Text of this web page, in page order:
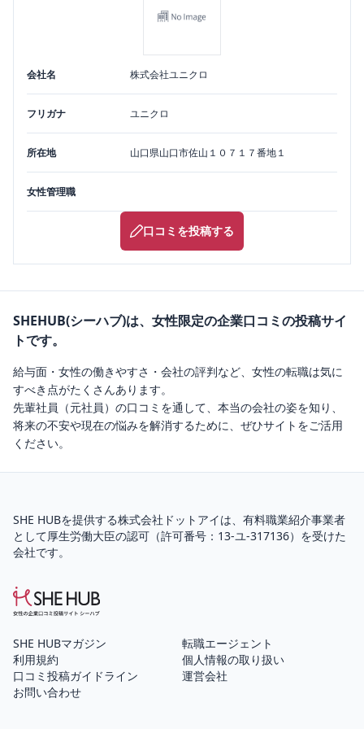
会社名 株式会社ユニクロ
フリガナ ユニクロ
所在地 山口県山口市佐山１０７１７番地１
女性管理職
口コミを投稿する
SHEHUB(シーハブ)は、女性限定の企業口コミの投稿サイ
トです。
給与面・女性の働きやすさ・会社の評判など、女性の転職は気に
すべき点がたくさんあります。
先輩社員（元社員）の口コミを通して、本当の会社の姿を知り、
将来の不安や現在の悩みを解消するために、ぜひサイトをご活用
ください。
SHE HUBを提供する株式会社ドットアイは、 有料職業紹介事業者
として厚生労働大臣の認可（許可番号：13-ユ-317136）を受けた
会社です。
SHE HUBマガジン
転職エージェント
利用規約
個人情報の取り扱い
口コミ投稿ガイドライン
運営会社
お問い合わせ